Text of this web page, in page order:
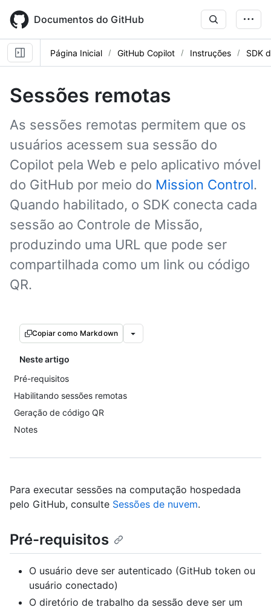
main
content
Documentos do GitHub
Página Inicial GitHub Copilot Instruções SDK
Sessões remotas
As sessões remotas permitem que os
usuários acessem sua sessão do
Copilot pela Web e pelo aplicativo móvel
do GitHub por meio do Mission Control.
Quando habilitado, o SDK conecta cada
sessão ao Controle de Missão,
produzindo uma URL que pode ser
compartilhada como um link ou código
QR.
Copiar como Markdown
Neste artigo
Pré-requisitos
Habilitando sessões remotas
Geração de código QR
Notes
Para executar sessões na computação hospedada
pelo GitHub, consulte Sessões de nuvem.
Pré-requisitos
O usuário deve ser autenticado (GitHub token ou
usuário conectado)
O diretório de trabalho da sessão deve ser um